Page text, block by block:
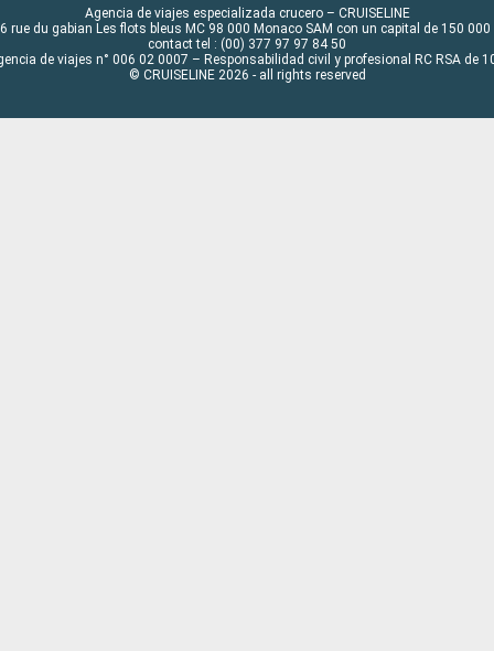
Agencia de viajes especializada crucero – CRUISELINE
rue du gabian Les flots bleus MC 98 000 Monaco SAM con un capital de 150 000
contact tel : (00) 377 97 97 84 50
de viajes n° 006 02 0007 – Responsabilidad civil y profesional RC RSA de
© CRUISELINE 2026 - all rights reserved